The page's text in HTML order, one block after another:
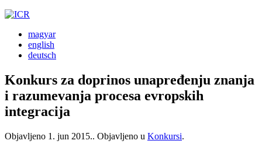
magyar
english
deutsch
Konkurs za doprinos unapređenju znanja
i razumevanja procesa evropskih
integracija
Objavljeno 1. jun 2015.. Objavljeno u Konkursi.